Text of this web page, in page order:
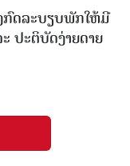
ກົດລະບຽບພັກໃຫ້ມີ
ປະຕິບັດງ່າຍດາຍ